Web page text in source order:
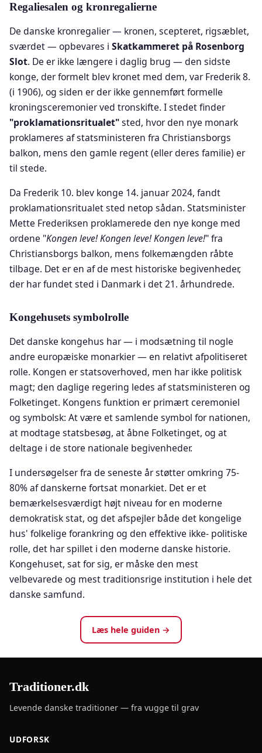
Regaliesalen og kronregalierne
De danske kronregalier — kronen, scepteret, rigsæblet,
sværdet — opbevares i Skatkammeret på Rosenborg
Slot. De er ikke længere i daglig brug — den sidste
konge, der formelt blev kronet med dem, var Frederik 8.
(i 1906), og siden er der ikke gennemført formelle
kroningsceremonier ved tronskifte. I stedet finder
"proklamationsritualet"sted, hvor den nye monark
proklameres af statsministeren fra Christiansborgs
balkon, mens den gamle regent (eller deres familie) er
til stede.
Da Frederik 10. blev konge 14. januar 2024, fandt
proklamationsritualet sted netop sådan. Statsminister
Mette Frederiksen proklamerede den nye konge med
ordene "Kongen leve! Kongen leve! Kongen leve!" fra
Christiansborgs balkon, mens folkemængden råbte
tilbage. Det er en af de mest historiske begivenheder,
der har fundet sted i Danmark i det 21. århundrede.
Kongehusets symbolrolle
Det danske kongehus har — i modsætning til nogle
andre europæiske monarkier — en relativt afpolitiseret
rolle. Kongen er statsoverhoved, men har ikke politisk
magt; den daglige regering ledes af statsministeren og
Folketinget. Kongens funktion er primært ceremoniel
og symbolsk: At være et samlende symbol for nationen,
at modtage statsbesøg, at åbne Folketinget, og at
deltage i de store nationale begivenheder.
I undersøgelser fra de seneste år støtter omkring 75-
80% af danskerne fortsat monarkiet. Det er et
bemærkelsesværdigt højt niveau for en moderne
demokratisk stat, og det afspejler både det kongelige
hus' folkelige forankring og den effektive ikke- politiske
rolle, det har spillet i den moderne danske historie.
Kongehuset, sat for sig, er måske den mest
velbevarede og mest traditionsrige institution i hele det
danske samfund.
Læs hele guiden →
Traditioner.dk
Levende danske traditioner — fra vugge til grav
UDFORSK